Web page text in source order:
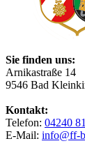
Sie finden uns:
Arnikastraße 14
9546 Bad
Kontakt:
Telefon: 04240
E-Mail: info@ff-